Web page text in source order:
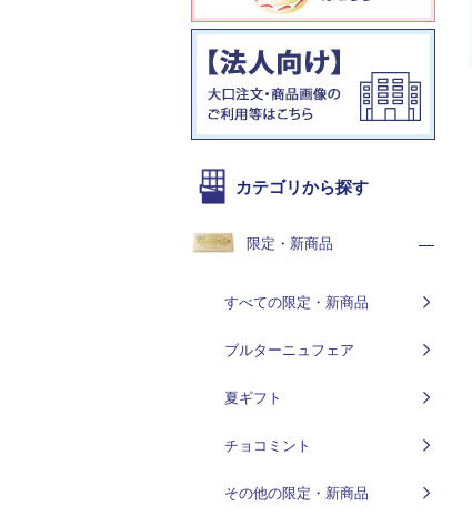
カテゴリから探す
限定・新商品
すべての限定・新商品
ブルターニュフェア
夏ギフト
チョコミント
その他の限定・新商品